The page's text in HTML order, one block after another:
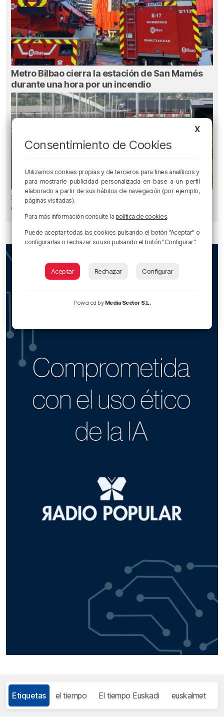
Metro Bilbao cierra la estación de San Mamés
durante una hora por un incendio
Se atrasa el inicio de La Liga para el Athletic
Club
Etiquetas el tiempo El tiempo Euskadi euskalmet
X
Consentimiento de Cookies
Utilizamos cookies propias y de terceros para fines analíticos y
para mostrarle publicidad personalizada en base a un perfil
elaborado a partir de sus hábitos de navegación (por ejemplo,
páginas visitadas).
Para más información consulte la política de cookies.
Puede aceptar todas las cookies pulsando el botón "Aceptar" o
configurarlas o rechazar su uso pulsando el botón "Configurar".
Aceptar Rechazar Configurar
Powered by Media Sector S.L.